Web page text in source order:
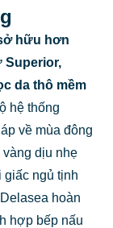
hữu hơn
Superior,
da thô mềm
hệ thống
về mùa đông
vàng dịu nhẹ
giấc ngủ tịnh
hoàn
hợp bếp nấu